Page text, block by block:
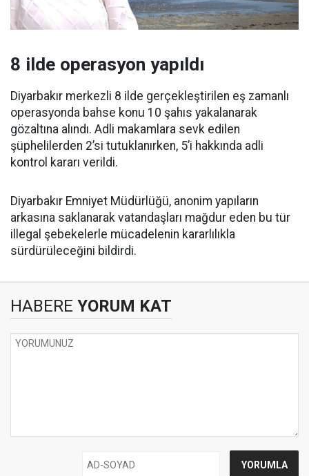
8 ilde operasyon yapıldı
Diyarbakır merkezli 8 ilde gerçekleştirilen eş zamanlı
operasyonda bahse konu 10 şahıs yakalanarak
gözaltına alındı. Adli makamlara sevk edilen
şüphelilerden 2’si tutuklanırken, 5’i hakkında adli
kontrol kararı verildi.
Diyarbakır Emniyet Müdürlüğü, anonim yapıların
arkasına saklanarak vatandaşları mağdur eden bu tür
illegal şebekelerle mücadelenin kararlılıkla
sürdürüleceğini bildirdi.
HABERE YORUM KAT